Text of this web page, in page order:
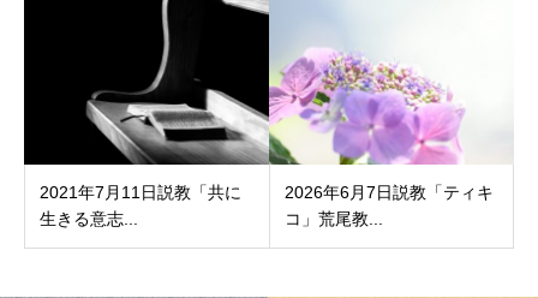
2021年7月11日説教「共に
生きる意志...
2026年6月7日説教「ティキ
コ」荒尾教...